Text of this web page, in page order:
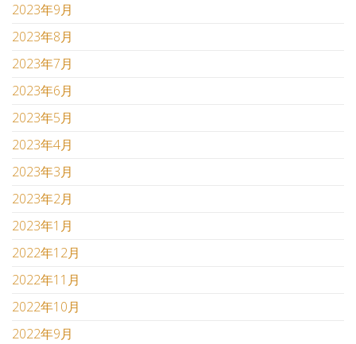
2023年9月
2023年8月
2023年7月
2023年6月
2023年5月
2023年4月
2023年3月
2023年2月
2023年1月
2022年12月
2022年11月
2022年10月
2022年9月